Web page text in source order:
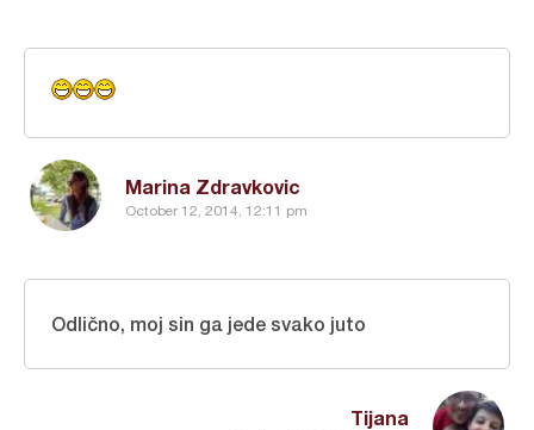
Marina Zdravkovic
October 12, 2014, 12:11 pm
Tijana
Odlično, moj sin ga jede svako juto